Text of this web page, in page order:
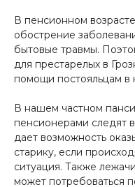
В пенсионном
обострение
бытовые травмы.
для престарелых в
помощи постояльцам в
В нашем частном
пенсионерами следят
дает возможность
старику, если
ситуация. Также
может потребоваться